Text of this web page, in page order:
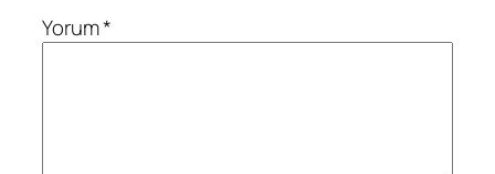
Yorum*